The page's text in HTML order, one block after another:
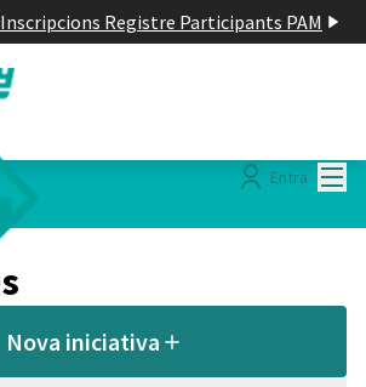
Inscripcions Registre Participants PAM
Entra
Nova iniciativa